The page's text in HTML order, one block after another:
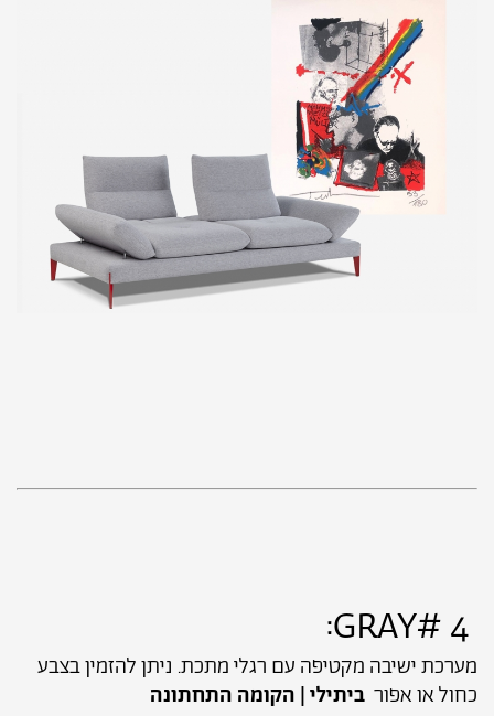
מערכת ישיבה מקטיפה עם רגלי מתכת. ניתן להזמין בצבע
כחול או אפור ביתילי | הקומה התחתונה